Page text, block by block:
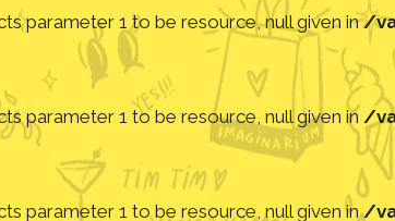
parameter 1 to be resource, null given in/
parameter 1 to be resource, null given in /
parameter 1 to be resource, null given in/